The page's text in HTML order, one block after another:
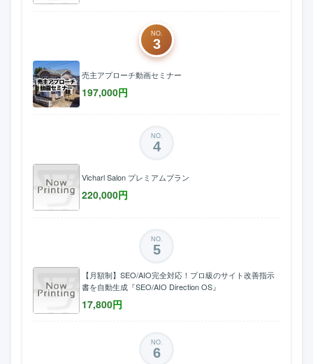
NO.
3
売主アプローチ動画セミナー
197,000円
NO.
4
Vicharl Salon プレミアムプラン
220,000円
NO.
5
【月額制】SEO/AIO完全対応！プロ級のサイト改善指示
書を自動生成『SEO/AIO Direction OS』
17,800円
NO.
6